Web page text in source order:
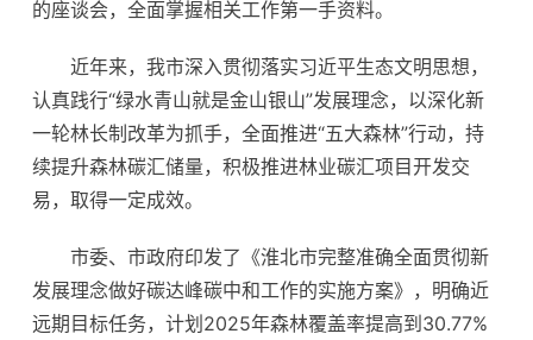
的座谈会，全面掌握相关工作第一手资料。
近年来，我市深入贯彻落实习近平生态文明思想，
认真践行“绿水青山就是金山银山”发展理念，以深化新
一轮林长制改革为抓手，全面推进“五大森林”行动，持
续提升森林碳汇储量，积极推进林业碳汇项目开发交
易，取得一定成效。
市委、市政府印发了《淮北市完整准确全面贯彻新
发展理念做好碳达峰碳中和工作的实施方案》，明确近
远期目标任务，计划2025年森林覆盖率提高到30.77%